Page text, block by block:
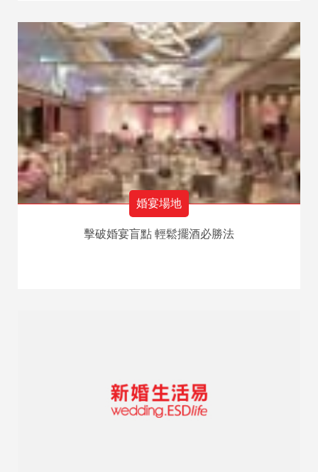
婚宴場地
擊破婚宴盲點 輕鬆擺酒必勝法